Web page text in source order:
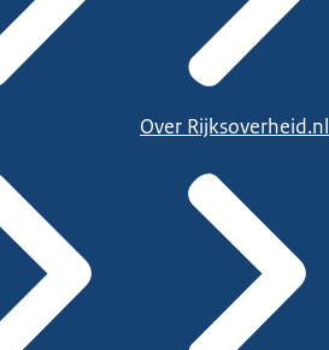
Over Rijksoverheid.nl